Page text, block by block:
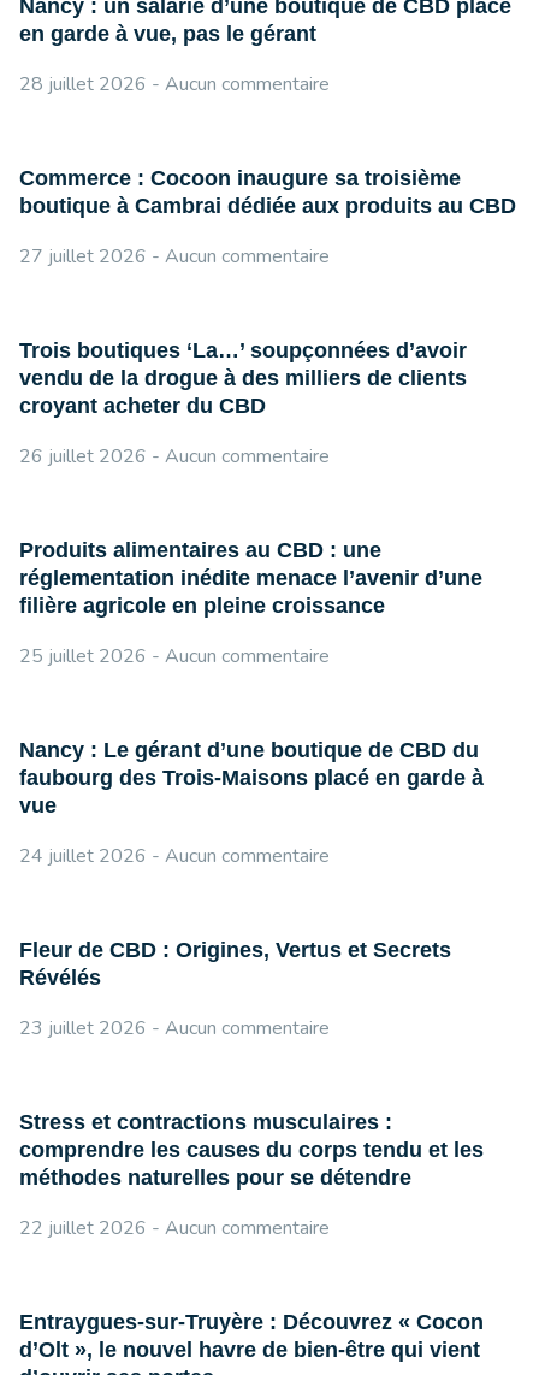
Nancy : un salarié d’une boutique de CBD placé
en garde à vue, pas le gérant
28 juillet 2026 Aucun commentaire
Commerce : Cocoon inaugure sa troisième
boutique à Cambrai dédiée aux produits au CBD
27 juillet 2026 Aucun commentaire
Trois boutiques ‘La…’ soupçonnées d’avoir
vendu de la drogue à des milliers de clients
croyant acheter du CBD
26 juillet 2026 Aucun commentaire
Produits alimentaires au CBD : une
réglementation inédite menace l’avenir d’une
filière agricole en pleine croissance
25 juillet 2026 Aucun commentaire
Nancy : Le gérant d’une boutique de CBD du
faubourg des Trois-Maisons placé en garde à
vue
24 juillet 2026 Aucun commentaire
Fleur de CBD : Origines, Vertus et Secrets
Révélés
23 juillet 2026 Aucun commentaire
Stress et contractions musculaires :
comprendre les causes du corps tendu et les
méthodes naturelles pour se détendre
22 juillet 2026 Aucun commentaire
Entraygues-sur-Truyère : Découvrez « Cocon
d’Olt », le nouvel havre de bien-être qui vient